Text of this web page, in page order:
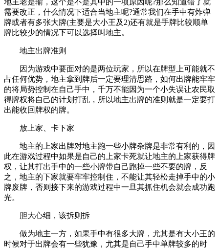
需要改正，什么情况下适合当地主呢?通常我们在手中有炸弹
牌或者有多张大牌(主要是大小王及2)还有就是手牌比较顺单
牌比较少的情况下可以选择叫地主。
地主出牌准则
因为游戏中要面对的是两位玩家，所以在牌型上可能就不
占任何优势，地主拿到牌后一定要理清思路，如何出牌能牢牢
的将局势控制在自己手中，千万不能因为一个小失误让农民取
得牌权将自己的计划打乱，所以地主出牌的准则就是一定要打
出能收回牌权的牌。
放上家、卡下家
地主的上家出牌对地主跑一些小牌杂牌是非常有利的，因
此在游戏过程中如果是自己的上家卡死就让地主的上家获得牌
权，让其打出手中的一些小牌带自己跑掉一些不要的牌，反
之，地主的下家就要牢牢控制住，不能让其轻松走掉手中的小
牌废牌，否则接下来的游戏过程中一旦其抓住机会就会成功跑
光。
胆大心细，该拆则拆
做为地主一方，如果手中有很多大牌，尤其是有大小王的
时候对于出牌会有一些犹豫，尤其是自己手中单牌较多的时